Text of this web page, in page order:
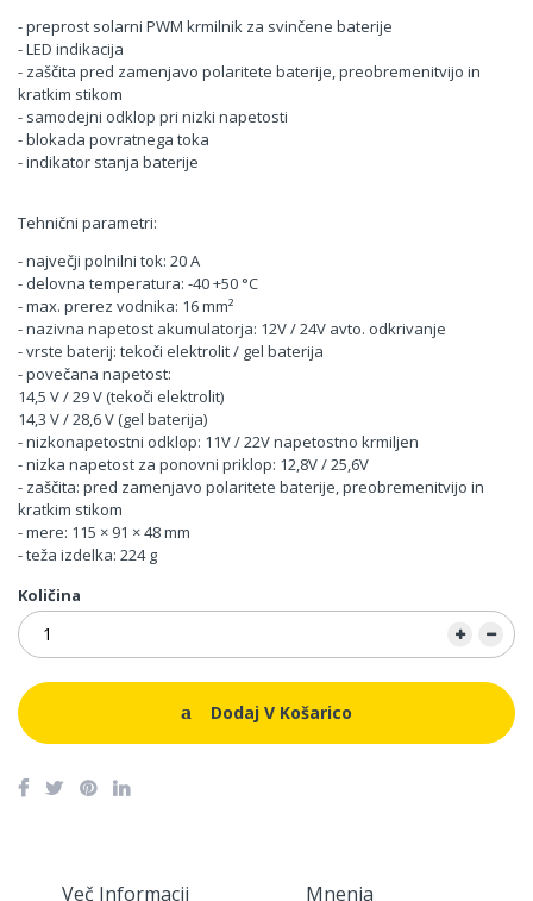
- preprost solarni PWM krmilnik za svinčene baterije
- LED indikacija
- zaščita pred zamenjavo polaritete baterije, preobremenitvijo in
kratkim stikom
- samodejni odklop pri nizki napetosti
- blokada povratnega toka
- indikator stanja baterije
Tehnični parametri:
- največji polnilni tok: 20 A
- delovna temperatura: -40 +50 °C
- max. prerez vodnika: 16 mm²
- nazivna napetost akumulatorja: 12V / 24V avto. odkrivanje
- vrste baterij: tekoči elektrolit / gel baterija
- povečana napetost:
14,5 V / 29 V (tekoči elektrolit)
14,3 V / 28,6 V (gel baterija)
- nizkonapetostni odklop: 11V / 22V napetostno krmiljen
- nizka napetost za ponovni priklop: 12,8V / 25,6V
- zaščita: pred zamenjavo polaritete baterije, preobremenitvijo in
kratkim stikom
- mere: 115 × 91 × 48 mm
- teža izdelka: 224 g
Količina
Dodaj V Košarico
Več Informacij Mnenja